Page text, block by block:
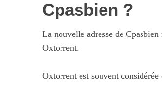
Cpasbien ?
La nouvelle adresse de
Oxtorrent.
Oxtorrent est souvent